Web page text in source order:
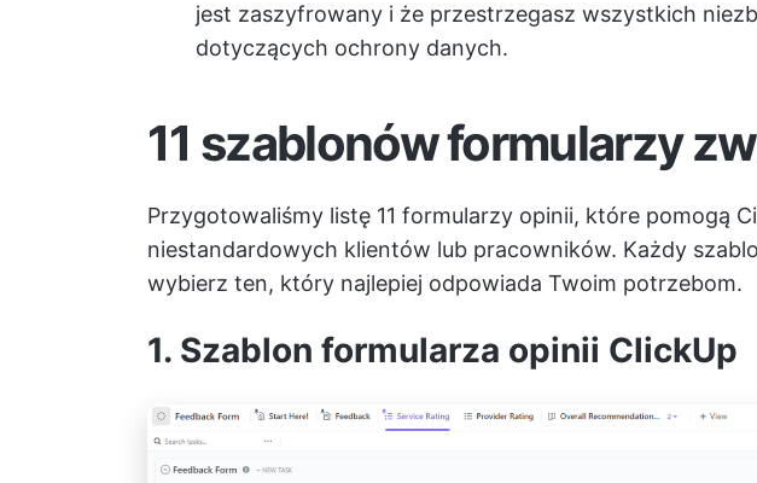
jest zaszyfrowany i że przestrzegasz wszystkich
dotyczących ochrony danych.
11 szablonów formularzy
Przygotowaliśmy listę 11 formularzy opinii, które pomogą
niestandardowych klientów lub pracowników. Każdy
wybierz ten, który najlepiej odpowiada Twoim potrzebom.
1. Szablon formularza opinii ClickUp